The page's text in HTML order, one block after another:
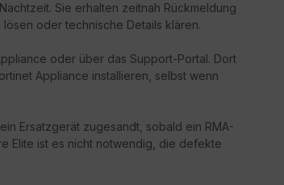
Sie erhalten zeitnah Rückmeldung
oder technische Details klären.
oder über das Support-Portal. Dort
Appliance installieren, selbst wenn
Ersatzgerät zugesandt, sobald ein RMA-
Elite ist es nicht notwendig, die defekte